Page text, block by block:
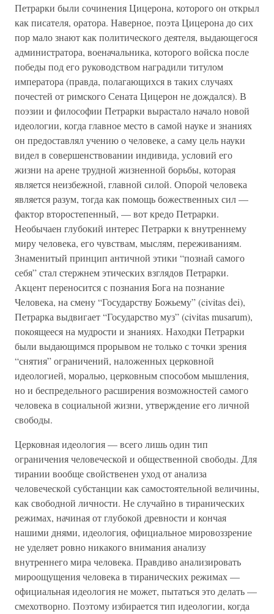
Петрарки были сочинения Цицерона, которого он открыл
как писателя, оратора. Наверное, поэта Цицерона до сих
пор мало знают как политического деятеля, выдающегося
администратора, военачальника, которого войска после
победы под его руководством наградили титулом
императора (правда, полагающихся в таких случаях
почестей от римского Сената Цицерон не дождался). В
поэзии и философии Петрарки вырастало начало новой
идеологии, когда главное место в самой науке и знаниях
он предоставлял учению о человеке, а саму цель науки
видел в совершенствовании индивида, условий его
жизни на арене трудной жизненной борьбы, которая
является неизбежной, главной силой. Опорой человека
является разум, тогда как помощь божественных сил —
фактор второстепенный, — вот кредо Петрарки.
Необычаен глубокий интерес Петрарки к внутреннему
миру человека, его чувствам, мыслям, переживаниям.
Знаменитый принцип античной этики “познай самого
себя” стал стержнем этических взглядов Петрарки.
Акцент переносится с познания Бога на познание
Человека, на смену “Государству Божьему” (civitas dei),
Петрарка выдвигает “Государство муз” (civitas musarum),
покоящееся на мудрости и знаниях. Находки Петрарки
были выдающимся прорывом не только с точки зрения
“снятия” ограничений, наложенных церковной
идеологией, моралью, церковным способом мышления,
но и беспредельного расширения возможностей самого
человека в социальной жизни, утверждение его личной
свободы.
Церковная идеология — всего лишь один тип
ограничения человеческой и общественной свободы. Для
тирании вообще свойственен уход от анализа
человеческой субстанции как самостоятельной величины,
как свободной личности. Не случайно в тиранических
режимах, начиная от глубокой древности и кончая
нашими днями, идеология, официальное мировоззрение
не уделяет ровно никакого внимания анализу
внутреннего мира человека. Правдиво анализировать
мироощущения человека в тиранических режимах —
официальная идеология не может, пытаться это делать —
смехотворно. Поэтому избирается тип идеологии, когда